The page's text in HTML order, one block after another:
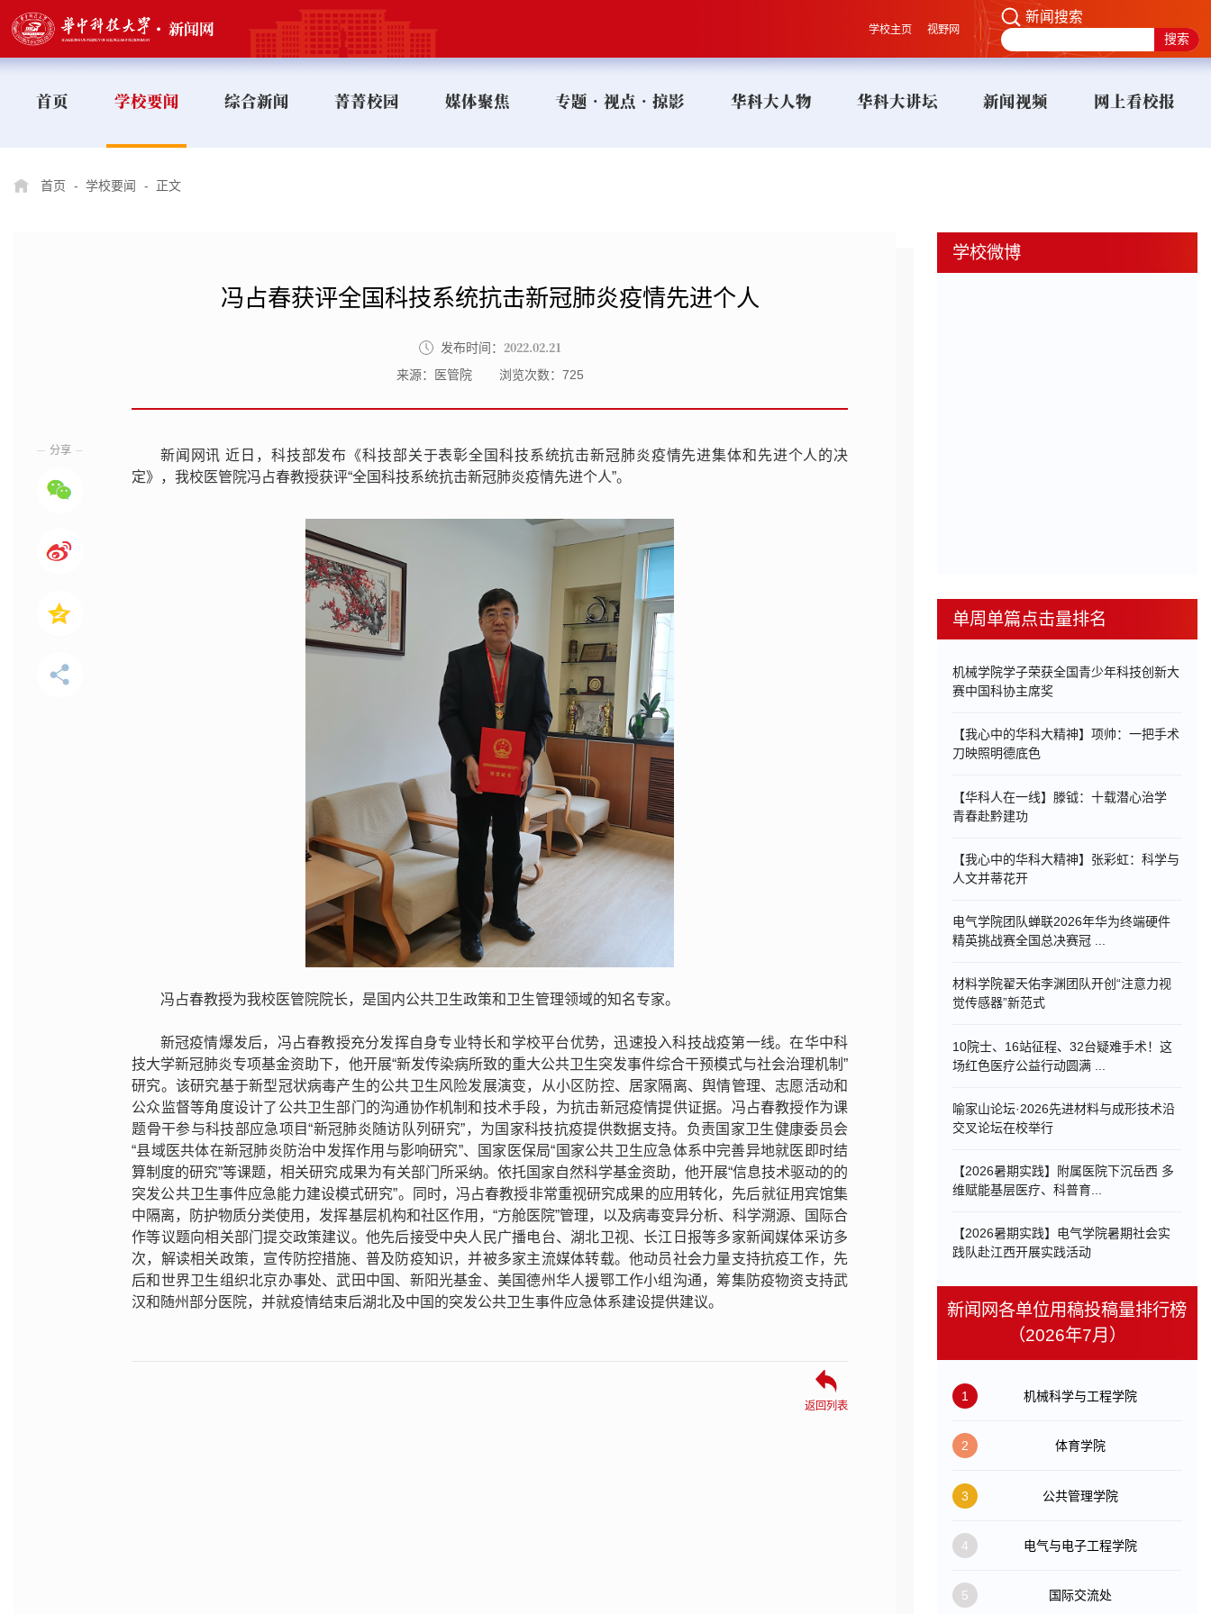
学校主页 视野网
新闻搜索
首页 学校要闻 综合新闻 菁菁校园 媒体聚焦 专题•视点•掠影 华科大人物 华科大讲坛 新闻视频 网上看校报
首页 - 学校要闻 - 正文
冯占春获评全国科技系统抗击新冠肺炎疫情先进个人
发布时间： 2022.02.21
来源：医管院 浏览次数： 725
新闻网讯 近日，科技部发布《科技部关于表彰全国科技系统抗击新冠肺炎疫情先进集体和先进个人的决
定》，我校医管院冯占春教授获评“全国科技系统抗击新冠肺炎疫情先进个人”。
冯占春教授为我校医管院院长，是国内公共卫生政策和卫生管理领域的知名专家。
新冠疫情爆发后，冯占春教授充分发挥自身专业特长和学校平台优势，迅速投入科技战疫第一线。在华中科
技大学新冠肺炎专项基金资助下，他开展“新发传染病所致的重大公共卫生突发事件综合干预模式与社会治理机制”
研究。该研究基于新型冠状病毒产生的公共卫生风险发展演变，从小区防控、居家隔离、舆情管理、志愿活动和
公众监督等角度设计了公共卫生部门的沟通协作机制和技术手段，为抗击新冠疫情提供证据。冯占春教授作为课
题骨干参与科技部应急项目“新冠肺炎随访队列研究”，为国家科技抗疫提供数据支持。负责国家卫生健康委员会
“县域医共体在新冠肺炎防治中发挥作用与影响研究”、国家医保局“国家公共卫生应急体系中完善异地就医即时结
算制度的研究”等课题，相关研究成果为有关部门所采纳。依托国家自然科学基金资助，他开展“信息技术驱动的的
突发公共卫生事件应急能力建设模式研究”。同时，冯占春教授非常重视研究成果的应用转化，先后就征用宾馆集
中隔离，防护物质分类使用，发挥基层机构和社区作用，“方舱医院”管理，以及病毒变异分析、科学溯源、国际合
作等议题向相关部门提交政策建议。他先后接受中央人民广播电台、湖北卫视、长江日报等多家新闻媒体采访多
次，解读相关政策，宣传防控措施、普及防疫知识，并被多家主流媒体转载。他动员社会力量支持抗疫工作，先
后和世界卫生组织北京办事处、武田中国、新阳光基金、美国德州华人援鄂工作小组沟通，筹集防疫物资支持武
汉和随州部分医院，并就疫情结束后湖北及中国的突发公共卫生事件应急体系建设提供建议。
分享
返回列表
学校微博
单周单篇点击量排名
机械学院学子荣获全国青少年科技创新大
赛中国科协主席奖
【我心中的华科大精神】项帅：一把手术
刀映照明德底色
【华科人在一线】滕钺：十载潜心治学
青春赴黔建功
【我心中的华科大精神】张彩虹：科学与
人文并蒂花开
电气学院团队蝉联2026年华为终端硬件
精英挑战赛全国总决赛冠 ...
材料学院翟天佑李渊团队开创“注意力视
觉传感器”新范式
10院士、16站征程、32台疑难手术！这
场红色医疗公益行动圆满 ...
喻家山论坛·2026先进材料与成形技术沿
交叉论坛在校举行
【2026暑期实践】附属医院下沉岳西 多
维赋能基层医疗、科普育...
【2026暑期实践】电气学院暑期社会实
践队赴江西开展实践活动
新闻网各单位用稿投稿量排行榜
（2026年7月）
1 机械科学与工程学院
2 体育学院
3 公共管理学院
4 电气与电子工程学院
5 国际交流处